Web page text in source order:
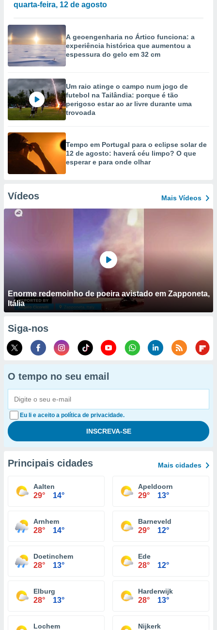
quarta-feira, 12 de agosto
A geoengenharia no Ártico funciona: a
experiência histórica que aumentou a
espessura do gelo em 32 cm
Um raio atinge o campo num jogo de
futebol na Tailândia: porque é tão
perigoso estar ao ar livre durante uma
trovoada
Tempo em Portugal para o eclipse solar de
12 de agosto: haverá céu limpo? O que
esperar e para onde olhar
Vídeos Mais Vídeos
Enorme redemoinho de poeira avistado em Zapponeta,
Itália
Siga-nos
O tempo no seu email
Eu li e aceito a política de privacidade.
Principais cidades Mais cidades
Aalten
29° 14°
Apeldoorn
29° 13°
Arnhem
28° 14°
Barneveld
29° 12°
Doetinchem
28° 13°
Ede
28° 12°
Elburg
28° 13°
Harderwijk
28° 13°
Lochem Nijkerk